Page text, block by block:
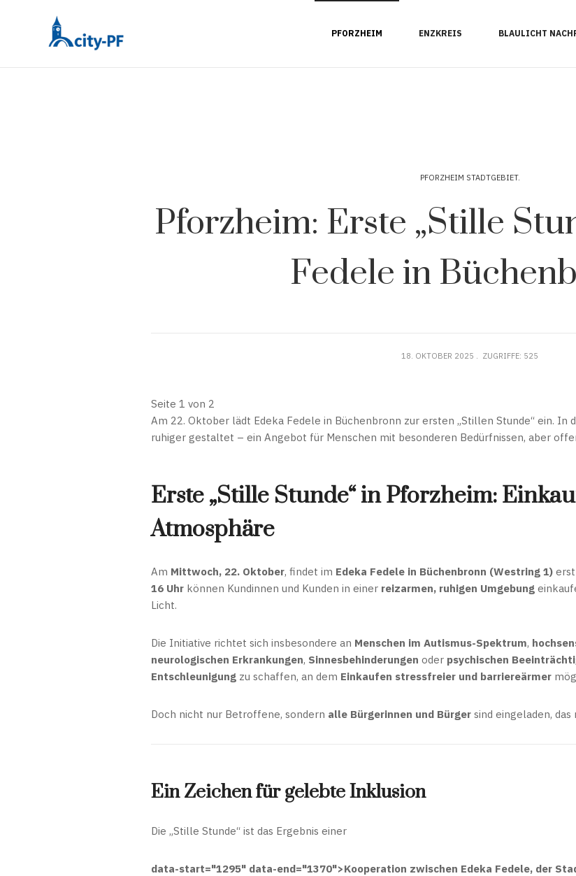
PFORZHEIM ENZKREIS BLAULICHT
PFORZHEIM STADTGEBIET
Pforzheim: Erste „Stille
Fedele in
18. OKTOBER 2025 ZUGRIFFE: 525
Seite 1 von 2
Am 22. Oktober lädt Edeka Fedele in Büchenbronn zur ersten „Stillen Stunde“ ein. In
ruhiger gestaltet – ein Angebot für Menschen mit besonderen Bedürfnissen, aber
Erste „Stille Stunde“ in Pforzheim:
Atmosphäre
Am Mittwoch, 22. Oktober, findet im Edeka Fedele in Büchenbronn (Westring 1)
16 Uhr können Kundinnen und Kunden in einer reizarmen, ruhigen Umgebung
Licht.
Die Initiative richtet sich insbesondere an Menschen im Autismus-Spektrum,
neurologischen Erkrankungen, Sinnesbehinderungen oder psychischen
Entschleunigung zu schaffen, an dem Einkaufen stressfreier und barriereärmer
Doch nicht nur Betroffene, sondern alle Bürgerinnen und Bürger sind eingeladen,
Ein Zeichen für gelebte Inklusion
Die „Stille Stunde“ ist das Ergebnis einer
data-start="1295" data-end="1370">Kooperation zwischen Edeka Fedele, der